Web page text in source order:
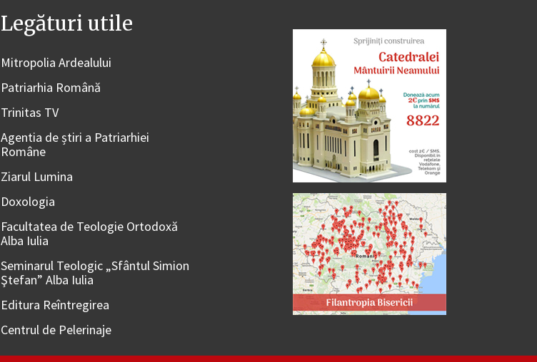
Legături utile
Mitropolia Ardealului
Patriarhia Română
Trinitas TV
Agentia de știri a Patriarhiei
Române
Ziarul Lumina
Doxologia
Facultatea de Teologie Ortodoxă
Alba Iulia
Seminarul Teologic „Sfântul Simion
Ştefan” Alba Iulia
Editura Reîntregirea
Centrul de Pelerinaje